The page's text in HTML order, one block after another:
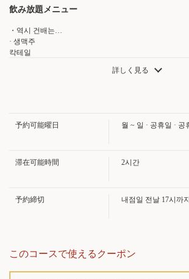
飲み放題メニュー
・역시 건배는…
· 생맥주
칵테일
・글라스 와인 레드 or 화이트
사워
・우롱 차/오렌지/자몽/진자에르
詳しく見る
予約可能曜日 월 ~ 일 · 공휴일 · 공
滞在可能時間 2시간
予約締切 내점일 전날 17시까지
このコースで使えるクーポン
【8월 코스】100분 음료 무제한 ◆제철 생선
종 등순의 식재료를 즐기는 전 9품 5500엔 |
ずな屋
広島県広島市中区堀川町5-12
https://sushisen-kizunaya.owst.jp/courses/220299030